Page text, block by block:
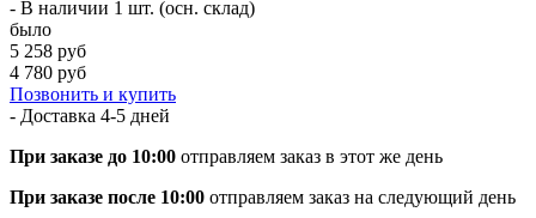
- В наличии 1 шт. (осн. склад)
было
5 258 руб
4 780 руб
Позвонить и купить
- Доставка 4-5 дней
При заказе до 10:00 отправляем заказ в этот же день
При заказе после 10:00 отправляем заказ на следующий день